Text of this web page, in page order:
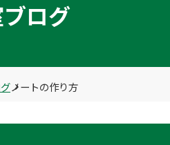
ログ
ノートの作り方